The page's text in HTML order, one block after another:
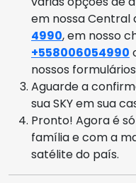
em nossa Central
4990, em nosso
+558006054990
nossos
Aguarde a
sua SKY em sua
Pronto! Agora é
família e com a
satélite do país.